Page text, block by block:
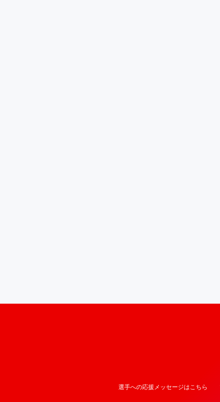
選手への応援メッセージはこちら